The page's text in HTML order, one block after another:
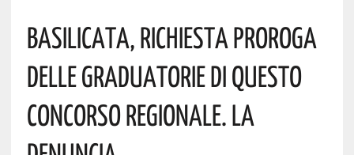
Basilicata, Richiesta Proroga
Delle Graduatorie Di Questo
Concorso Regionale. La